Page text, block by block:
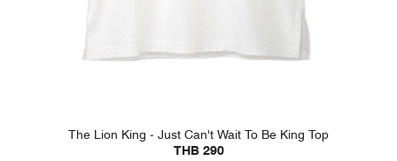
The Lion King - Just Can't Wait To Be King Top
THB 290